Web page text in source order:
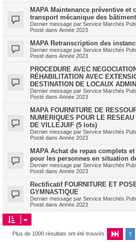
MAPA Maintenance préventive et
transport mécanique des
Dernier message par Service Marchés
Posté dans Année 2023
MAPA Retranscription des
Dernier message par Service Marchés
Posté dans Année 2023
PROCEDURE AVEC
RÉHABILITATION AVEC
DESTINATION DE LOCAUX
Dernier message par Service Marchés
Posté dans Année 2023
MAPA FOURNITURE DE
NUMERIQUES POUR LE
DE VILLEJUIF (5 lots)
Dernier message par Service Marchés
Posté dans Année 2023
MAPA Achat de repas complets
pour les personnes en situation
Dernier message par Service Marchés
Posté dans Année 2023
Rectificatif FOURNITURE ET
GYMNASTIQUE
Dernier message par Service Marchés
Posté dans Année 2023
Plus de 1000 résultats ont été trouvés Page
1